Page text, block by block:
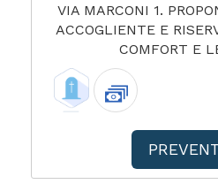
VIA MARCONI 1.
ACCOGLIENTE E
COMFORT E